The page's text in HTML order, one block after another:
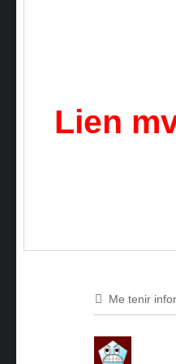
Lien
Me tenir